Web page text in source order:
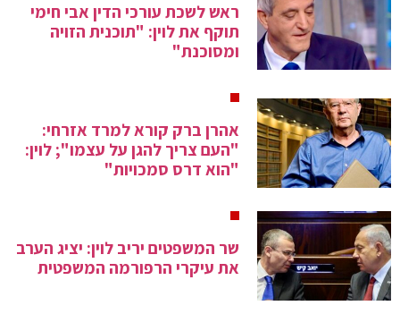
ראש לשכת עורכי הדין אבי חימי
תוקף את לוין: "תוכנית הזויה
ומסוכנת"
אהרן ברק קורא למרד אזרחי:
"העם צריך להגן על עצמו"; לוין:
"הוא דרס סמכויות"
שר המשפטים יריב לוין: יציג הערב
את עיקרי הרפורמה המשפטית